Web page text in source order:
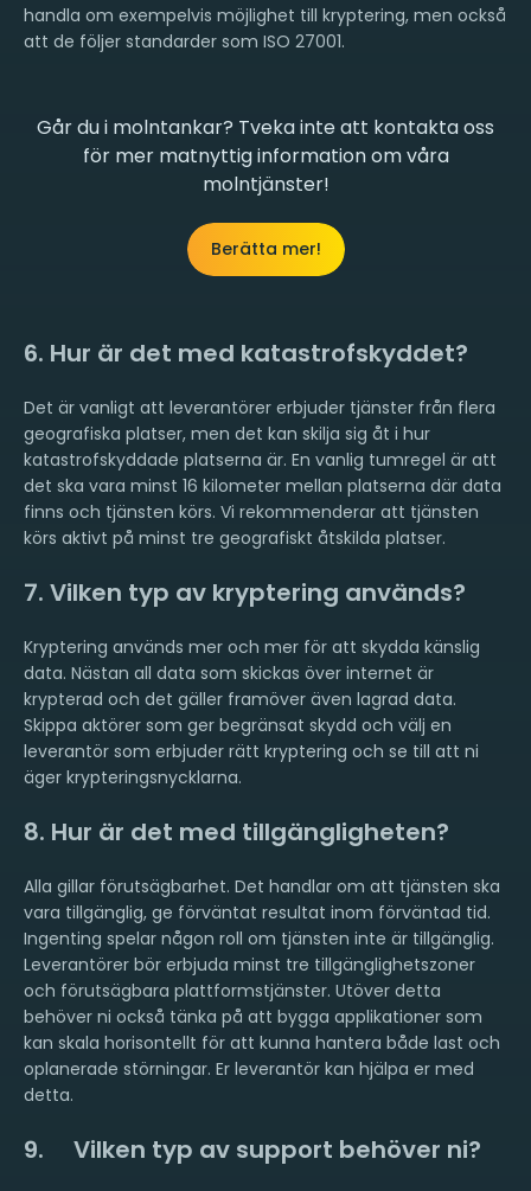
handla om exempelvis möjlighet till kryptering, men också
att de följer standarder som ISO 27001.
Går du i molntankar? Tveka inte att kontakta oss
för mer matnyttig information om våra
molntjänster!
Berätta mer!
6. Hur är det med katastrofskyddet?
Det är vanligt att leverantörer erbjuder tjänster från flera
geografiska platser, men det kan skilja sig åt i hur
katastrofskyddade platserna är. En vanlig tumregel är att
det ska vara minst 16 kilometer mellan platserna där data
finns och tjänsten körs. Vi rekommenderar att tjänsten
körs aktivt på minst tre geografiskt åtskilda platser.
7. Vilken typ av kryptering används?
Kryptering används mer och mer för att skydda känslig
data. Nästan all data som skickas över internet är
krypterad och det gäller framöver även lagrad data.
Skippa aktörer som ger begränsat skydd och välj en
leverantör som erbjuder rätt kryptering och se till att ni
äger krypteringsnycklarna.
8. Hur är det med tillgängligheten?
Alla gillar förutsägbarhet. Det handlar om att tjänsten ska
vara tillgänglig, ge förväntat resultat inom förväntad tid.
Ingenting spelar någon roll om tjänsten inte är tillgänglig.
Leverantörer bör erbjuda minst tre tillgänglighetszoner
och förutsägbara plattformstjänster. Utöver detta
behöver ni också tänka på att bygga applikationer som
kan skala horisontellt för att kunna hantera både last och
oplanerade störningar. Er leverantör kan hjälpa er med
detta.
9. Vilken typ av support behöver ni?